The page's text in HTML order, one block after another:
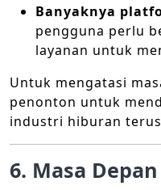
Banyaknya
pengguna perlu
layanan untuk
Untuk mengatasi
penonton untuk
industri hiburan
6. Masa